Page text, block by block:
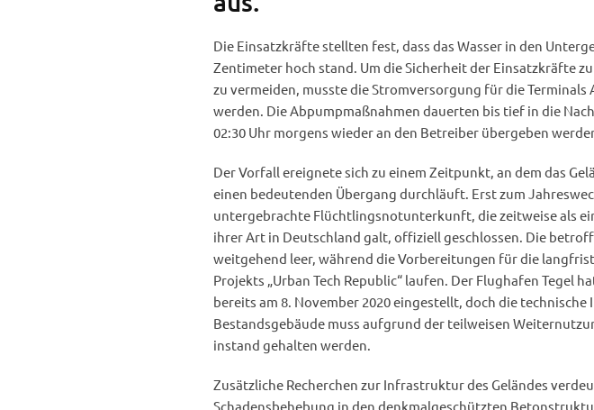
Die Einsatzkräfte stellten fest, dass das Wasser in den
Zentimeter hoch stand. Um die Sicherheit der Einsatzkräfte
zu vermeiden, musste die Stromversorgung für die
werden. Die Abpumpmaßnahmen dauerten bis tief in die
02:30 Uhr morgens wieder an den Betreiber übergeben
Der Vorfall ereignete sich zu einem Zeitpunkt, an dem das
einen bedeutenden Übergang durchläuft. Erst zum
untergebrachte Flüchtlingsnotunterkunft, die zeitweise als
ihrer Art in Deutschland galt, offiziell geschlossen. Die
weitgehend leer, während die Vorbereitungen für die
Projekts „Urban Tech Republic“ laufen. Der Flughafen Tegel
bereits am 8. November 2020 eingestellt, doch die
Bestandsgebäude muss aufgrund der teilweisen
instand gehalten werden.
Zusätzliche Recherchen zur Infrastruktur des Geländes
Schadensbehebung in den denkmalgeschützten